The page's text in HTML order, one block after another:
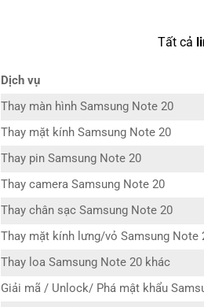
Tất cả
Dịch vụ
Thay màn hình Samsung Note 20
Thay mặt kính Samsung Note 20
Thay pin Samsung Note 20
Thay camera Samsung Note 20
Thay chân sạc Samsung Note 20
Thay mặt kính lưng/vỏ Samsung Note
Thay loa Samsung Note 20 khác
Giải mã / Unlock/ Phá mật khẩu